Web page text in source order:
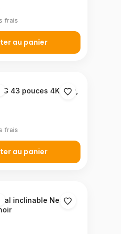
frais
au panier
43 pouces 4K UHD,
frais
au panier
inclinable Nedis